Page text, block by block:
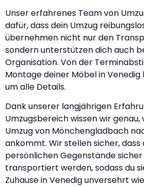
Unser erfahrenes Team von
dafür, dass dein Umzug
übernehmen nicht nur den
sondern unterstützen dich auch
Organisation. Von der
Montage deiner Möbel in
um alle Details.
Dank unserer langjährigen
Umzugsbereich wissen wir
Umzug von Mönchengladbach
ankommt. Wir stellen sicher, dass
persönlichen Gegenstände
transportiert werden, sodass du
Zuhause in Venedig unversehrt